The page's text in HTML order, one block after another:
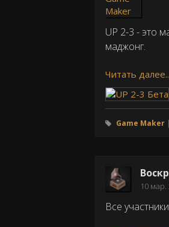
UP 2-3 - это
маджонг.
Читать
Game Maker
Дата
10 мар.
Все